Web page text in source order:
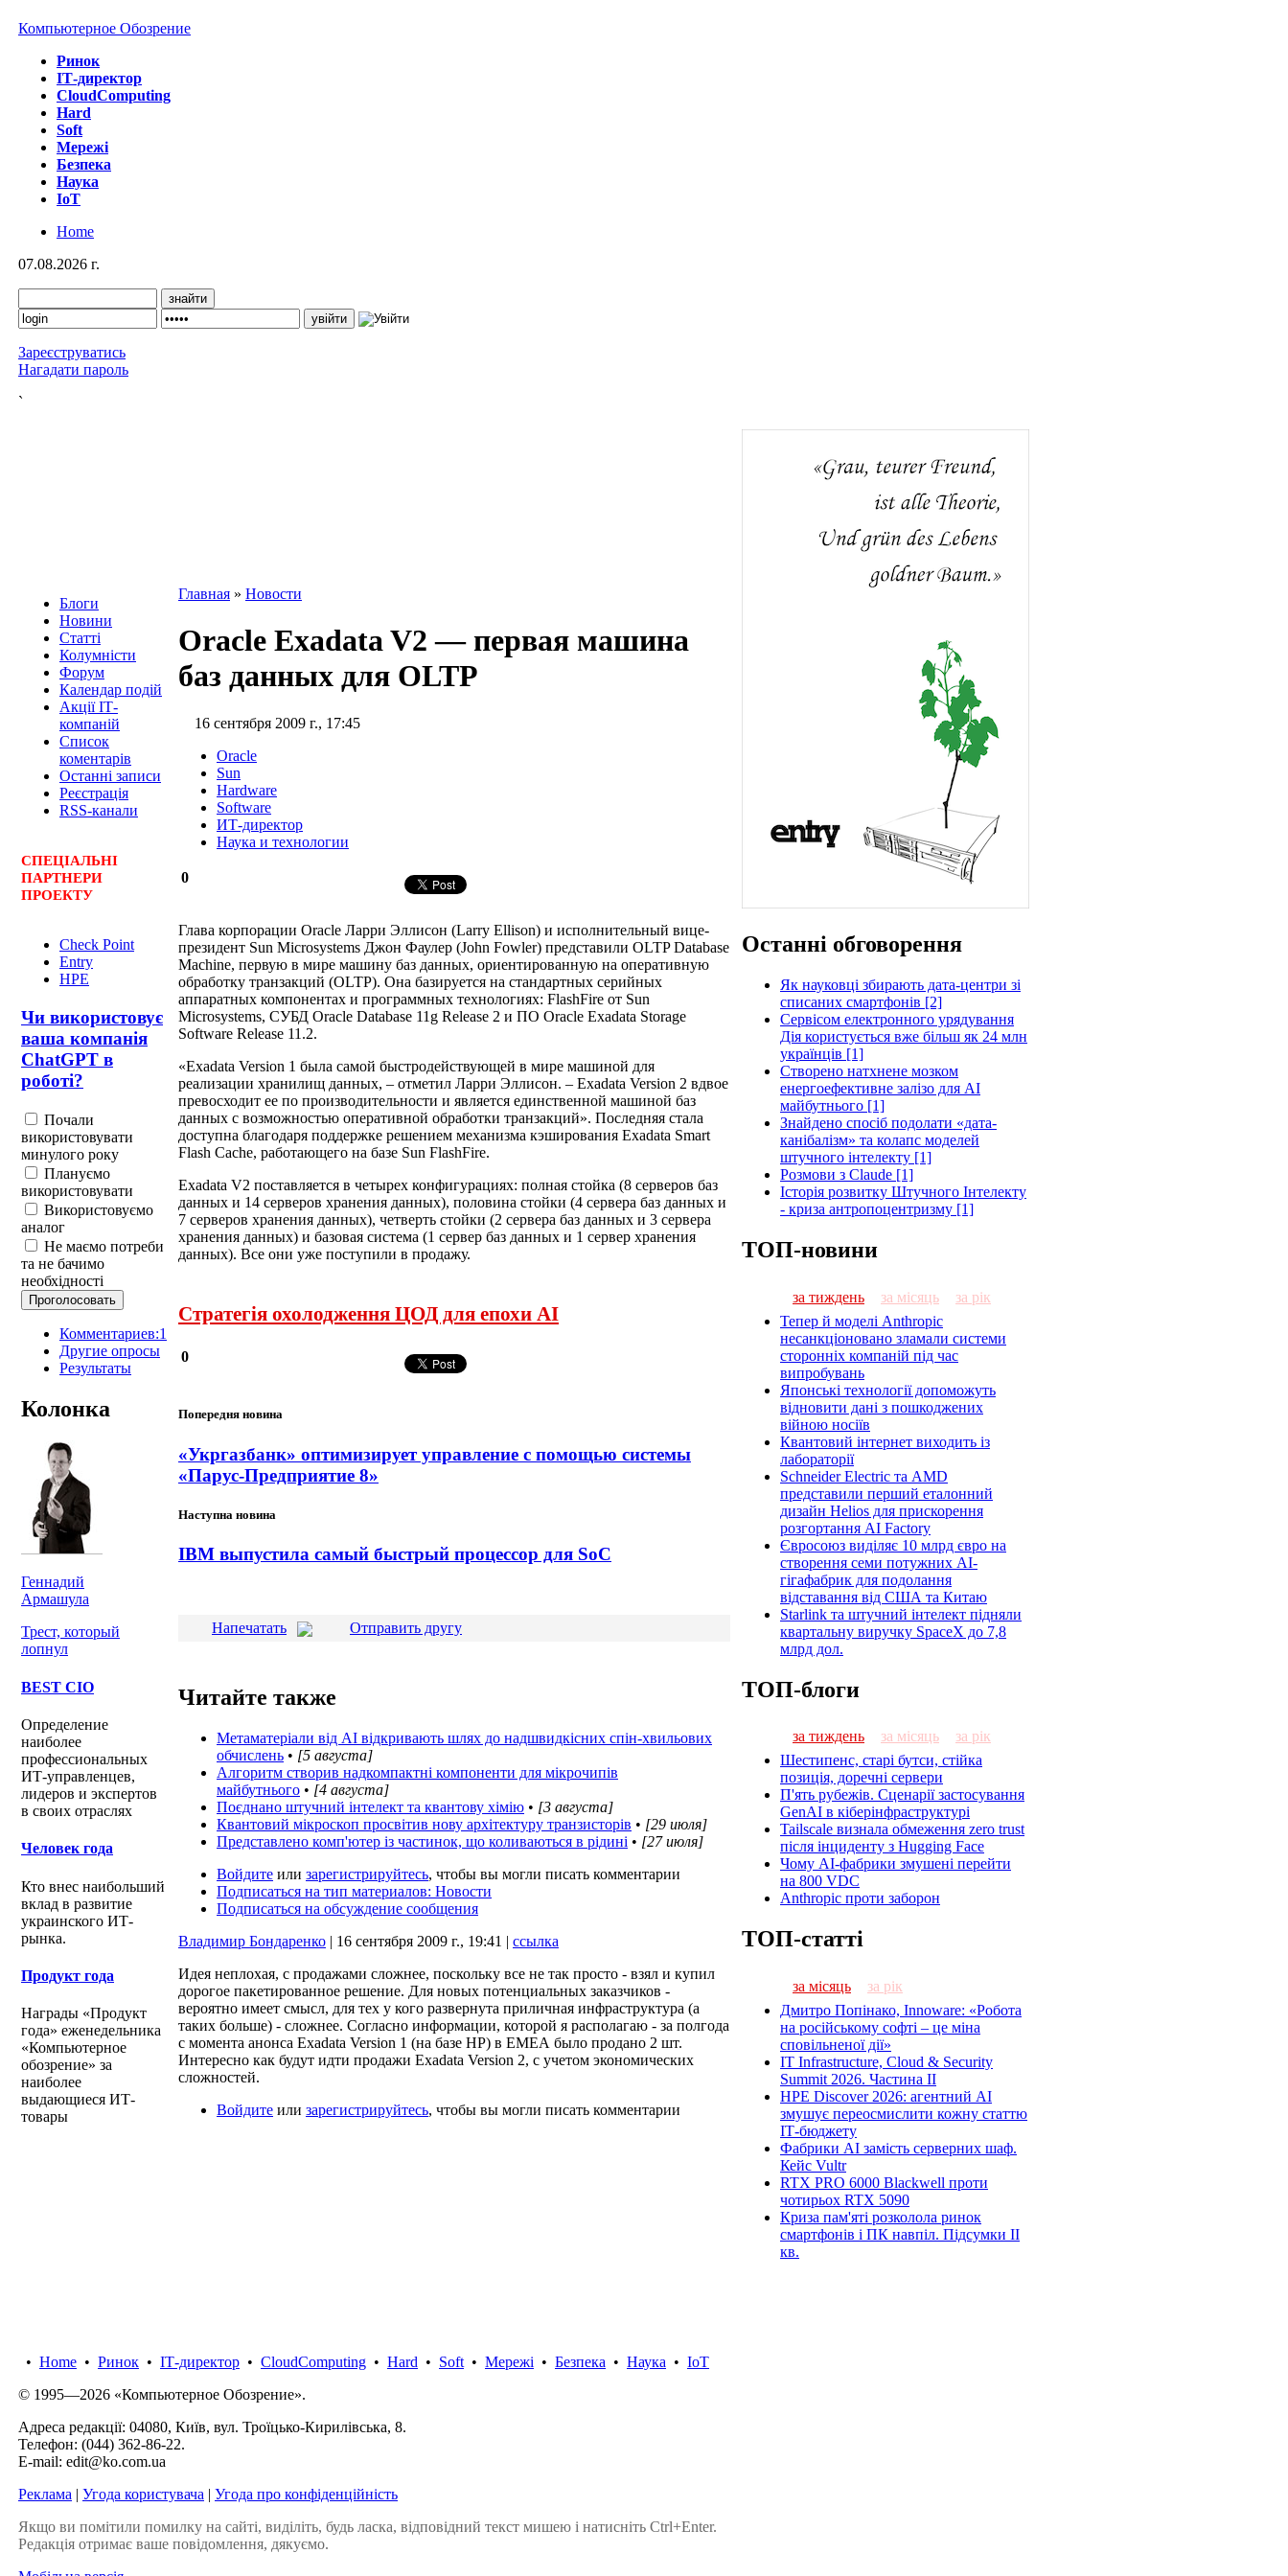
Компьютерное Обозрение
Ринок
IТ-директор
CloudComputing
Hard
Soft
Мережі
Безпека
Наука
IoT
Home
07.08.2026 г.
Зареєструватись
Нагадати пароль
`
Блоги
Новини
Статті
Колумністи
Форум
Календар подій
Акції ІТ-
компаній
Список
коментарів
Останні записи
Реєстрація
RSS-канали
СПЕЦІАЛЬНІ
ПАРТНЕРИ
ПРОЕКТУ
Check Point
Entry
HPE
Чи використовує
ваша компанія
ChatGPT в
роботі?
Почали
використовувати
минулого року
Плануємо
використовувати
Використовуємо
аналог
Не маємо потреби
та не бачимо
необхідності
Комментариев:1
Другие опросы
Результаты
Колонка
Геннадий
Армашула
Трест, который
лопнул
BEST CIO
Определение
наиболее
профессиональных
ИТ-управленцев,
лидеров и экспертов
в своих отраслях
Человек года
Кто внес наибольший
вклад в развитие
украинского ИТ-
рынка.
Продукт года
Награды «Продукт
года» еженедельника
«Компьютерное
обозрение» за
наиболее
выдающиеся ИТ-
товары
Главная » Новости
Oracle Exadata V2 — первая машина
баз данных для OLTP
16 сентября 2009 г., 17:45
Oracle
Sun
Hardware
Software
ИТ-директор
Наука и технологии
0
Глава корпорации Oracle Ларри Эллисон (Larry Ellison) и исполнительный вице-
президент Sun Microsystems Джон Фаулер (John Fowler) представили OLTP Database
Machine, первую в мире машину баз данных, ориентированную на оперативную
обработку транзакций (OLTP). Она базируется на стандартных серийных
аппаратных компонентах и программных технологиях: FlashFire от Sun
Microsystems, СУБД Oracle Database 11g Release 2 и ПО Oracle Exadata Storage
Software Release 11.2.
«Exadata Version 1 была самой быстродействующей в мире машиной для
реализации хранилищ данных, – отметил Ларри Эллисон. – Exadata Version 2 вдвое
превосходит ее по производительности и является единственной машиной баз
данных с возможностью оперативной обработки транзакций». Последняя стала
доступна благодаря поддержке решением механизма кэширования Exadata Smart
Flash Cache, работающего на базе Sun FlashFire.
Exadata V2 поставляется в четырех конфигурациях: полная стойка (8 серверов баз
данных и 14 серверов хранения данных), половина стойки (4 сервера баз данных и
7 серверов хранения данных), четверть стойки (2 сервера баз данных и 3 сервера
хранения данных) и базовая система (1 сервер баз данных и 1 сервер хранения
данных). Все они уже поступили в продажу.
Стратегія охолодження ЦОД для епохи AI
0
Попередня новина
«Укргазбанк» оптимизирует управление с помощью системы
«Парус-Предприятие 8»
Наступна новина
IBM выпустила самый быстрый процессор для SoC
Напечатать Отправить другу
Читайте также
Метаматеріали від AI відкривають шлях до надшвидкісних спін-хвильових
обчислень • [5 августа]
Алгоритм створив надкомпактні компоненти для мікрочипів
майбутнього • [4 августа]
Поєднано штучний інтелект та квантову хімію • [3 августа]
Квантовий мікроскоп просвітив нову архітектуру транзисторів • [29 июля]
Представлено комп'ютер із частинок, що коливаються в рідині • [27 июля]
Войдите или зарегистрируйтесь, чтобы вы могли писать комментарии
Подписаться на тип материалов: Новости
Подписаться на обсуждение сообщения
Владимир Бондаренко | 16 сентября 2009 г., 19:41 | ссылка
Идея неплохая, с продажами сложнее, поскольку все не так просто - взял и купил
дорогое пакетированное решение. Для новых потенциальных заказчиков -
вероятно имеет смысл, для тех у кого развернута приличная инфраструктура (а
таких больше) - сложнее. Согласно информации, которой я располагаю - за полгода
с момента анонса Exadata Version 1 (на базе НР) в ЕМЕА было продано 2 шт.
Интересно как будут идти продажи Exadata Version 2, с учетом экономических
сложностей.
Войдите или зарегистрируйтесь, чтобы вы могли писать комментарии
Останні обговорення
Як науковці збирають дата-центри зі
списаних смартфонів [2]
Сервісом електронного урядування
Дія користується вже більш як 24 млн
українців [1]
Створено натхнене мозком
енергоефективне залізо для AI
майбутнього [1]
Знайдено спосіб подолати «дата-
канібалізм» та колапс моделей
штучного інтелекту [1]
Розмови з Claude [1]
Історія розвитку Штучного Інтелекту
- криза антропоцентризму [1]
ТОП-новини
за тиждень за місяць
за рік
Тепер й моделі Anthropic
несанкціоновано зламали системи
сторонніх компаній під час
випробувань
Японські технології допоможуть
відновити дані з пошкоджених
війною носіїв
Квантовий інтернет виходить із
лабораторії
Schneider Electric та AMD
представили перший еталонний
дизайн Helios для прискорення
розгортання AI Factory
Євросоюз виділяє 10 млрд євро на
створення семи потужних AI-
гігафабрик для подолання
відставання від США та Китаю
Starlink та штучний інтелект підняли
квартальну виручку SpaceX до 7,8
млрд дол.
ТОП-блоги
за тиждень за місяць
за рік
Шестипенс, старі бутси, стійка
позиція, доречні сервери
П'ять рубежів. Сценарії застосування
GenAI в кіберінфраструктурі
Tailscale визнала обмеження zero trust
після інциденту з Hugging Face
Чому AI-фабрики змушені перейти
на 800 VDC
Anthropic проти заборон
ТОП-статті
за місяць
за рік
Дмитро Попінако, Innoware: «Робота
на російському софті – це міна
сповільненої дії»
IT Infrastructure, Cloud & Security
Summit 2026. Частина ІІ
HPE Discover 2026: агентний AI
змушує переосмислити кожну статтю
ІТ-бюджету
Фабрики AI замість серверних шаф.
Кейс Vultr
RTX PRO 6000 Blackwell проти
чотирьох RTX 5090
Криза пам'яті розколола ринок
смартфонів і ПК навпіл. Підсумки ІІ
кв.
• Home • Ринок • IТ-директор • CloudComputing • Hard • Soft • Мережі • Безпека • Наука • IoT
© 1995—2026 «Компьютерное Обозрение».
Адреса редакції: 04080, Київ, вул. Троїцько-Кирилівська, 8.
Телефон: (044) 362-86-22.
E-mail: edit@ko.com.ua
Реклама | Угода користувача | Угода про конфіденційність
Якщо ви помітили помилку на сайті, виділіть, будь ласка, відповідний текст мишею і натисніть Ctrl+Enter.
Редакція отримає ваше повідомлення, дякуємо.